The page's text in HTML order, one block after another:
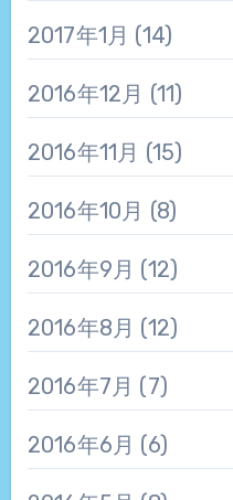
2017年1月 (14)
2016年12月 (11)
2016年11月 (15)
2016年10月 (8)
2016年9月 (12)
2016年8月 (12)
2016年7月 (7)
2016年6月 (6)